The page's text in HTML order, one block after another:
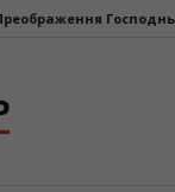
відзначає